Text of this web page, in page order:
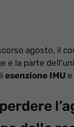
agosto, il
e la parte
esenzione IMU